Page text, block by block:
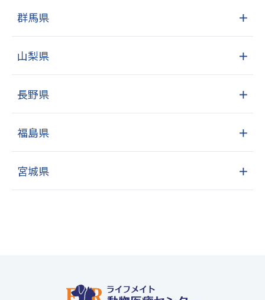
群馬県 ＋
山梨県 ＋
長野県 ＋
福島県 ＋
宮城県 ＋